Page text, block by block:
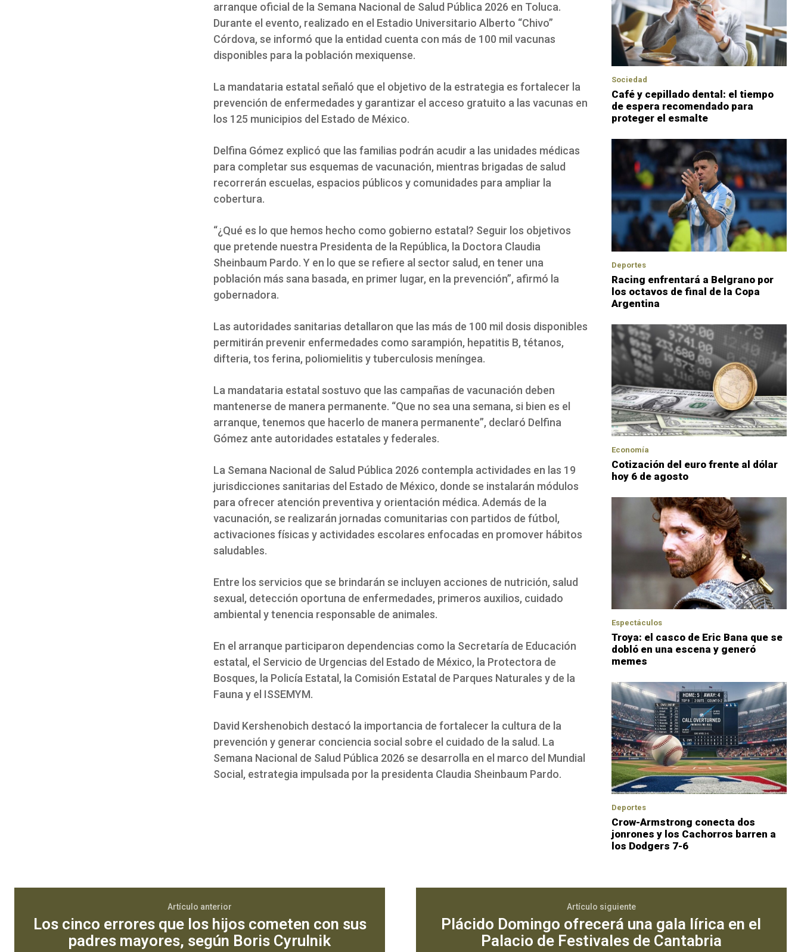
arranque oficial de la Semana Nacional de Salud Pública 2026 en Toluca.
Durante el evento, realizado en el Estadio Universitario Alberto “Chivo”
Córdova, se informó que la entidad cuenta con más de 100 mil vacunas
disponibles para la población mexiquense.
La mandataria estatal señaló que el objetivo de la estrategia es fortalecer la
prevención de enfermedades y garantizar el acceso gratuito a las vacunas en
los 125 municipios del Estado de México.
Delfina Gómez explicó que las familias podrán acudir a las unidades médicas
para completar sus esquemas de vacunación, mientras brigadas de salud
recorrerán escuelas, espacios públicos y comunidades para ampliar la
cobertura.
“¿Qué es lo que hemos hecho como gobierno estatal? Seguir los objetivos
que pretende nuestra Presidenta de la República, la Doctora Claudia
Sheinbaum Pardo. Y en lo que se refiere al sector salud, en tener una
población más sana basada, en primer lugar, en la prevención”, afirmó la
gobernadora.
Las autoridades sanitarias detallaron que las más de 100 mil dosis disponibles
permitirán prevenir enfermedades como sarampión, hepatitis B, tétanos,
difteria, tos ferina, poliomielitis y tuberculosis meníngea.
La mandataria estatal sostuvo que las campañas de vacunación deben
mantenerse de manera permanente. “Que no sea una semana, si bien es el
arranque, tenemos que hacerlo de manera permanente”, declaró Delfina
Gómez ante autoridades estatales y federales.
La Semana Nacional de Salud Pública 2026 contempla actividades en las 19
jurisdicciones sanitarias del Estado de México, donde se instalarán módulos
para ofrecer atención preventiva y orientación médica. Además de la
vacunación, se realizarán jornadas comunitarias con partidos de fútbol,
activaciones físicas y actividades escolares enfocadas en promover hábitos
saludables.
Entre los servicios que se brindarán se incluyen acciones de nutrición, salud
sexual, detección oportuna de enfermedades, primeros auxilios, cuidado
ambiental y tenencia responsable de animales.
En el arranque participaron dependencias como la Secretaría de Educación
estatal, el Servicio de Urgencias del Estado de México, la Protectora de
Bosques, la Policía Estatal, la Comisión Estatal de Parques Naturales y de la
Fauna y el ISSEMYM.
David Kershenobich destacó la importancia de fortalecer la cultura de la
prevención y generar conciencia social sobre el cuidado de la salud. La
Semana Nacional de Salud Pública 2026 se desarrolla en el marco del Mundial
Social, estrategia impulsada por la presidenta Claudia Sheinbaum Pardo.
Sociedad
Café y cepillado dental: el tiempo
de espera recomendado para
proteger el esmalte
Deportes
Racing enfrentará a Belgrano por
los octavos de final de la Copa
Argentina
Economía
Cotización del euro frente al dólar
hoy 6 de agosto
Espectáculos
Troya: el casco de Eric Bana que se
dobló en una escena y generó
memes
Deportes
Crow-Armstrong conecta dos
jonrones y los Cachorros barren a
los Dodgers 7-6
Artículo anterior
Los cinco errores que los hijos cometen con sus
padres mayores, según Boris Cyrulnik
Artículo siguiente
Plácido Domingo ofrecerá una gala lírica en el
Palacio de Festivales de Cantabria